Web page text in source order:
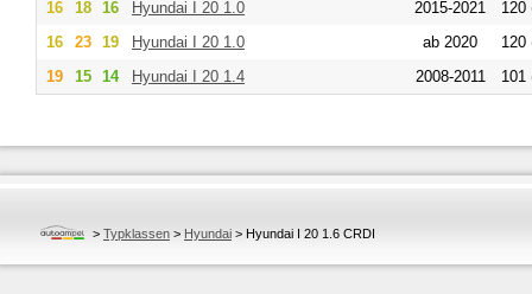
16 18 16 Hyundai I 20 1.0 2015-2021
120
16
23 19 Hyundai I 20 1.0 ab 2020
120
19
15 14 Hyundai I 20 1.4 2008-2011 101
> Typklassen > Hyundai > Hyundai I 20 1.6 CRDI